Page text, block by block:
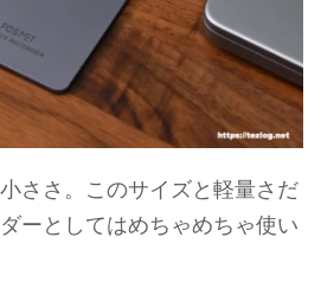
ささ。このサイズと軽量さだ
ーとしてはめちゃめちゃ使い